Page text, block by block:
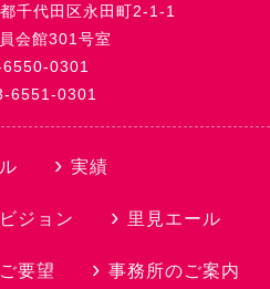
千代田区永田町2-1-1
会館301号室
6550-0301
6551-0301
実績
ビジョン 里見エール
要望 事務所のご案内